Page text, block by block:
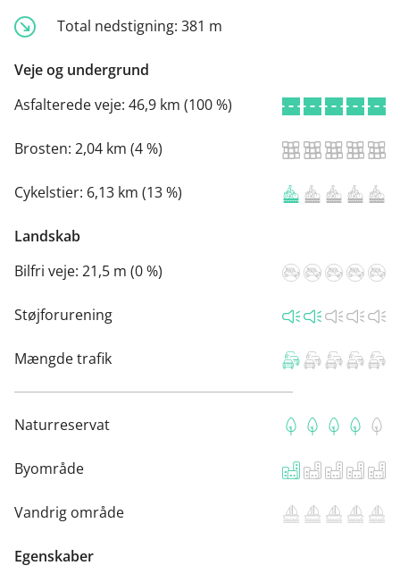
Total nedstigning: 381 m
Veje og undergrund
Asfalterede veje: 46,9 km (100 %)
Brosten: 2,04 km (4 %)
Cykelstier: 6,13 km (13 %)
Landskab
Bilfri veje: 21,5 m (0 %)
Støjforurening
Mængde trafik
Naturreservat
Byområde
Vandrig område
Egenskaber